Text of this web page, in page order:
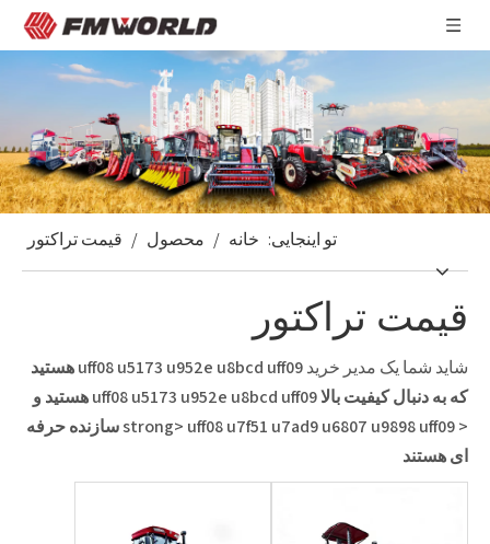
تو اینجایی: خانه / محصول / قیمت تراکتور
قیمت تراکتور
شاید شما یک مدیر خریدuff08 u5173 u952e u8bcd uff09هستید
که به دنبال کیفیت بالاuff08 u5173 u952e u8bcd uff09هستید و
< strong> uff08 u7f51 u7ad9 u6807 u9898 uff09
سازنده حرفه
ای هستند